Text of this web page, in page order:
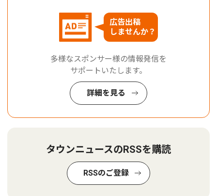
広告出稿
しませんか？
多様なスポンサー様の情報発信を
サポートいたします。
詳細を見る
タウンニュースのRSSを購読
RSSのご登録